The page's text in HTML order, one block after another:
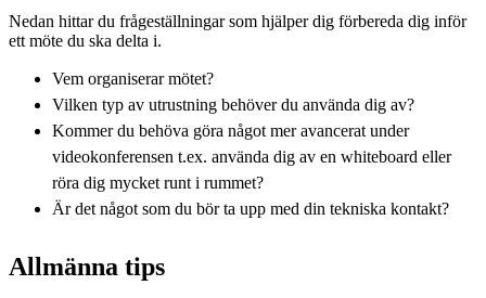
Nedan hittar du frågeställningar som hjälper dig förbereda dig inför
ett möte du ska delta i.
Vem organiserar mötet?
Vilken typ av utrustning behöver du använda dig av?
Kommer du behöva göra något mer avancerat under
videokonferensen t.ex. använda dig av en whiteboard eller
röra dig mycket runt i rummet?
Är det något som du bör ta upp med din tekniska kontakt?
Allmänna tips